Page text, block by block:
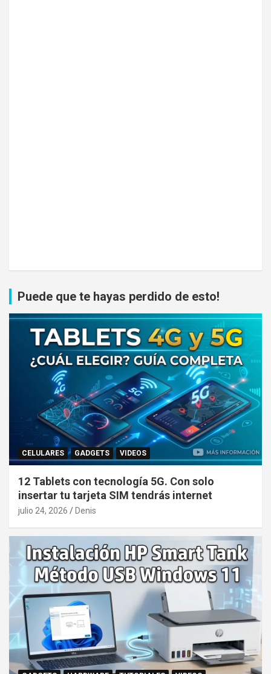
Puede que te hayas perdido de esto!
CELULARES GADGETS VIDEOS
12 Tablets con tecnología 5G. Con solo
insertar tu tarjeta SIM tendrás internet
julio 24, 2026 Denis